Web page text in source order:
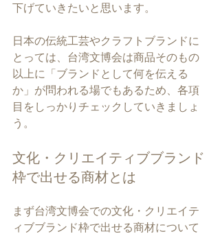
下げていきたいと思います。
日本の伝統工芸やクラフトブランドに
とっては、台湾文博会は商品そのもの
以上に「ブランドとして何を伝える
か」が問われる場でもあるため、各項
目をしっかりチェックしていきましょ
う。
文化・クリエイティブブランド
枠で出せる商材とは
まず台湾文博会での文化・クリエイテ
ィブブランド枠で出せる商材について